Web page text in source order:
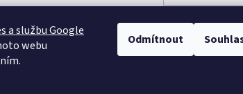
a službu Google
webu
Odmítnout
Pelíšky pro psy